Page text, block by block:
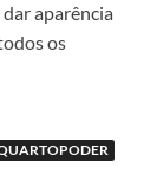
aparência
os